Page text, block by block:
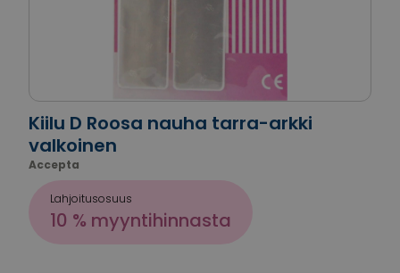
Kiilu D Roosa nauha tarra-arkki
valkoinen
Accepta
Lahjoitusosuus
10 % myyntihinnasta